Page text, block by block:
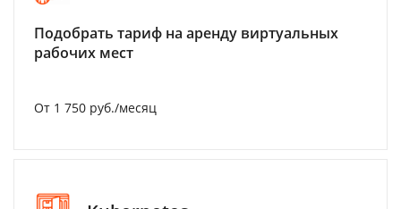
Подобрать тариф на аренду виртуальных
рабочих мест
От 1 750 руб./месяц